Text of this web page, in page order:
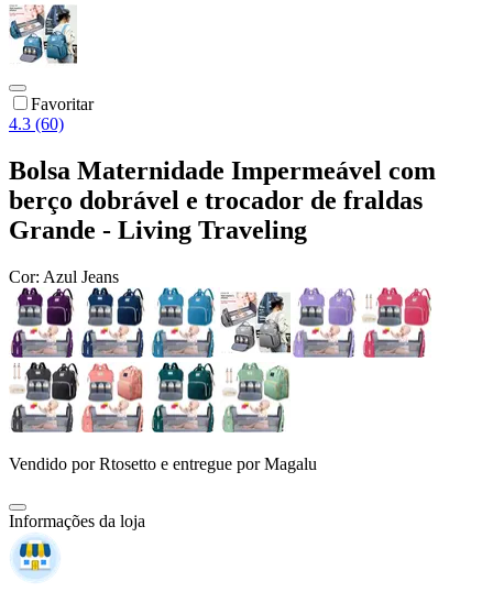
Favoritar
4.3 (60)
Bolsa Maternidade Impermeável com
berço dobrável e trocador de fraldas
Grande - Living Traveling
Cor: Azul Jeans
Vendido porRtosetto e entregue por Magalu
Informações da loja